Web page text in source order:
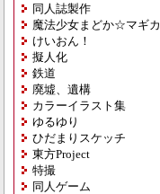
同人誌製作
魔法少女まどか☆マギカ
けいおん！
擬人化
鉄道
廃墟、遺構
カラーイラスト集
ゆるゆり
ひだまりスケッチ
東方Project
特撮
同人ゲーム